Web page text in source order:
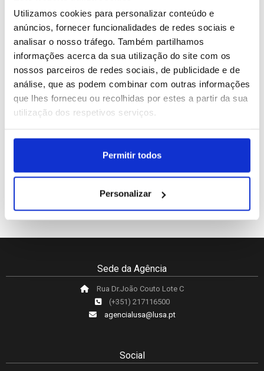
Utilizamos cookies para personalizar conteúdo e
anúncios, fornecer funcionalidades de redes sociais e
analisar o nosso tráfego. Também partilhamos
informações acerca da sua utilização do site com os
nossos parceiros de redes sociais, de publicidade e de
análise, que as podem combinar com outras informações
que lhes forneceu ou recolhidas por estes a partir da sua
utilização dos respetivos serviços.
Permitir todos
Personalizar
2
Embaixador de Israel pede cancelamento do concerto
de Kanye West no Algarve
3
Mostra Espanha cria diálogo entre pintores Joaquín
Sorolla e Maruja Mallo em Lisboa
4
Dana Margolin, Enola Gay e marta em outubro no
vimaranense Sonus Art Fest
Sede da Agência
Rua Dr.João Couto Lote C
(+351) 217116500
agencialusa@lusa.pt
Social